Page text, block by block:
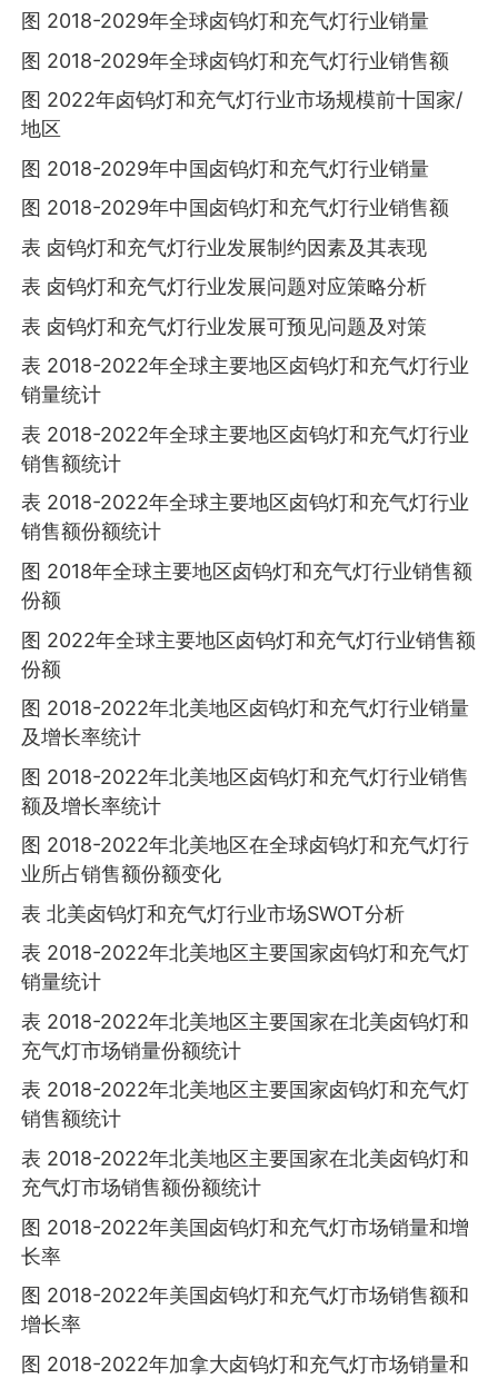
图 2018-2029年全球卤钨灯和充气灯行业销量
图 2018-2029年全球卤钨灯和充气灯行业销售额
图 2022年卤钨灯和充气灯行业市场规模前十国家/
地区
图 2018-2029年中国卤钨灯和充气灯行业销量
图 2018-2029年中国卤钨灯和充气灯行业销售额
表 卤钨灯和充气灯行业发展制约因素及其表现
表 卤钨灯和充气灯行业发展问题对应策略分析
表 卤钨灯和充气灯行业发展可预见问题及对策
表 2018-2022年全球主要地区卤钨灯和充气灯行业
销量统计
表 2018-2022年全球主要地区卤钨灯和充气灯行业
销售额统计
表 2018-2022年全球主要地区卤钨灯和充气灯行业
销售额份额统计
图 2018年全球主要地区卤钨灯和充气灯行业销售额
份额
图 2022年全球主要地区卤钨灯和充气灯行业销售额
份额
图 2018-2022年北美地区卤钨灯和充气灯行业销量
及增长率统计
图 2018-2022年北美地区卤钨灯和充气灯行业销售
额及增长率统计
图 2018-2022年北美地区在全球卤钨灯和充气灯行
业所占销售额份额变化
表 北美卤钨灯和充气灯行业市场SWOT分析
表 2018-2022年北美地区主要国家卤钨灯和充气灯
销量统计
表 2018-2022年北美地区主要国家在北美卤钨灯和
充气灯市场销量份额统计
表 2018-2022年北美地区主要国家卤钨灯和充气灯
销售额统计
表 2018-2022年北美地区主要国家在北美卤钨灯和
充气灯市场销售额份额统计
图 2018-2022年美国卤钨灯和充气灯市场销量和增
长率
图 2018-2022年美国卤钨灯和充气灯市场销售额和
增长率
图 2018-2022年加拿大卤钨灯和充气灯市场销量和